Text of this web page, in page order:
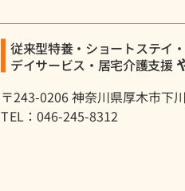
従来型特養・ショートステイ・
デイサービス・居宅介護支援
〒243-0206 神奈川県厚木市下
TEL：046-245-8312